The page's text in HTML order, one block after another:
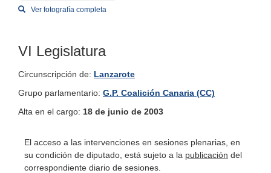
Ver fotografía completa
VI Legislatura
Circunscripción de: Lanzarote
Grupo parlamentario: G.P. Coalición Canaria (CC)
Alta en el cargo: 18 de junio de 2003
El acceso a las intervenciones en sesiones plenarias, en
su condición de diputado, está sujeto a la publicación del
correspondiente diario de sesiones.